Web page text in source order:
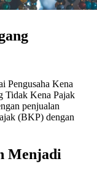
Pengusaha Kena
Tidak Kena Pajak
penjualan
(BKP) dengan
Menjadi